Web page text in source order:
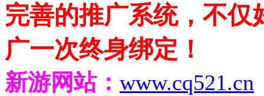
完善的推广系统，不仅
广一次终身绑定！
新游网站： www.cq521.cn